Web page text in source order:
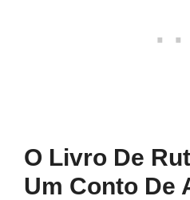
O Livro De
Um Conto De